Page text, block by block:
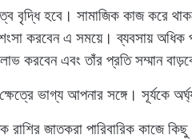
বৃদ্ধি হবে। সামাজিক কাজ করে
করবেন এ সময়ে। ব্যবসায় অধিক
করবেন এবং তাঁর প্রতি সম্মান
ভাগ্য আপনার সঙ্গে। সূর্যকে
রাশির জাতকরা পারিবারিক কাজে